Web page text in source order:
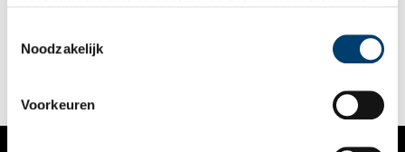
Noodzakelijk
Voorkeuren
gerestaureerd, met kroonluchters en al.